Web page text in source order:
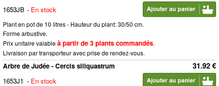
1653JB - En stock
Plant en pot de 10 litres - Hauteur du plant: 30/50 cm.
Forme arbustive.
Prix unitaire valableà partir de 3 plants commandés.
Livraison par transporteur avec prise de rendez-vous.
31.92 €
Arbre de Judée - Cercis siliquastrum
1653J1 - En stock